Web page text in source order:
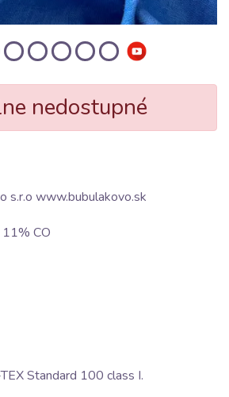
nedostupné
s.r.o www.bubulakovo.sk
CO
Standard 100 class I.